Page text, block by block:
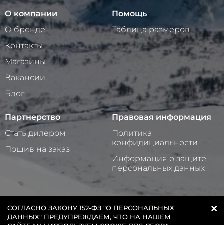
О компании
О бренде
Контакты
Магазины
Вакансии
Блог
Помощь
Таблица размеров
Партнерство
Стать дилером
Пошив на заказ
Правовая информация
Политика
конфидициальности
Информация о защите
персональных данных
2025 © ООО «ИНТЕРНЕТ-МАГАЗИН СТАЙЕР»
+7 (939) 999-85-90 С 9:00 ДО 18:00 (МСК)
СОГЛАСНО ЗАКОНУ 152-ФЗ "О ПЕРСОНАЛЬНЫХ
ДАННЫХ" ПРЕДУПРЕЖДАЕМ, ЧТО НА НАШЕМ
×